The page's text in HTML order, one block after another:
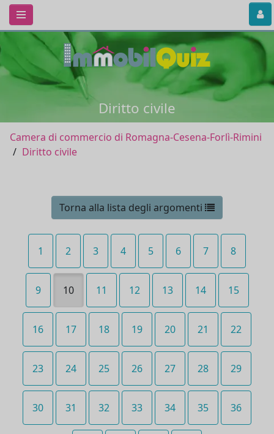
Diritto civile
Camera di commercio di Romagna-Cesena-Forlì-Rimini
Diritto civile
Torna alla lista degli argomenti
1 2 3 4 5 6 7 8
9 10 11 12 13 14 15
16 17 18 19 20 21 22
23 24 25 26 27 28 29
30 31 32 33 34 35 36